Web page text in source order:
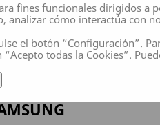
fines funcionales dirigidos
analizar cómo interactúa con
el botón “Configuración”.
todas la Cookies”.